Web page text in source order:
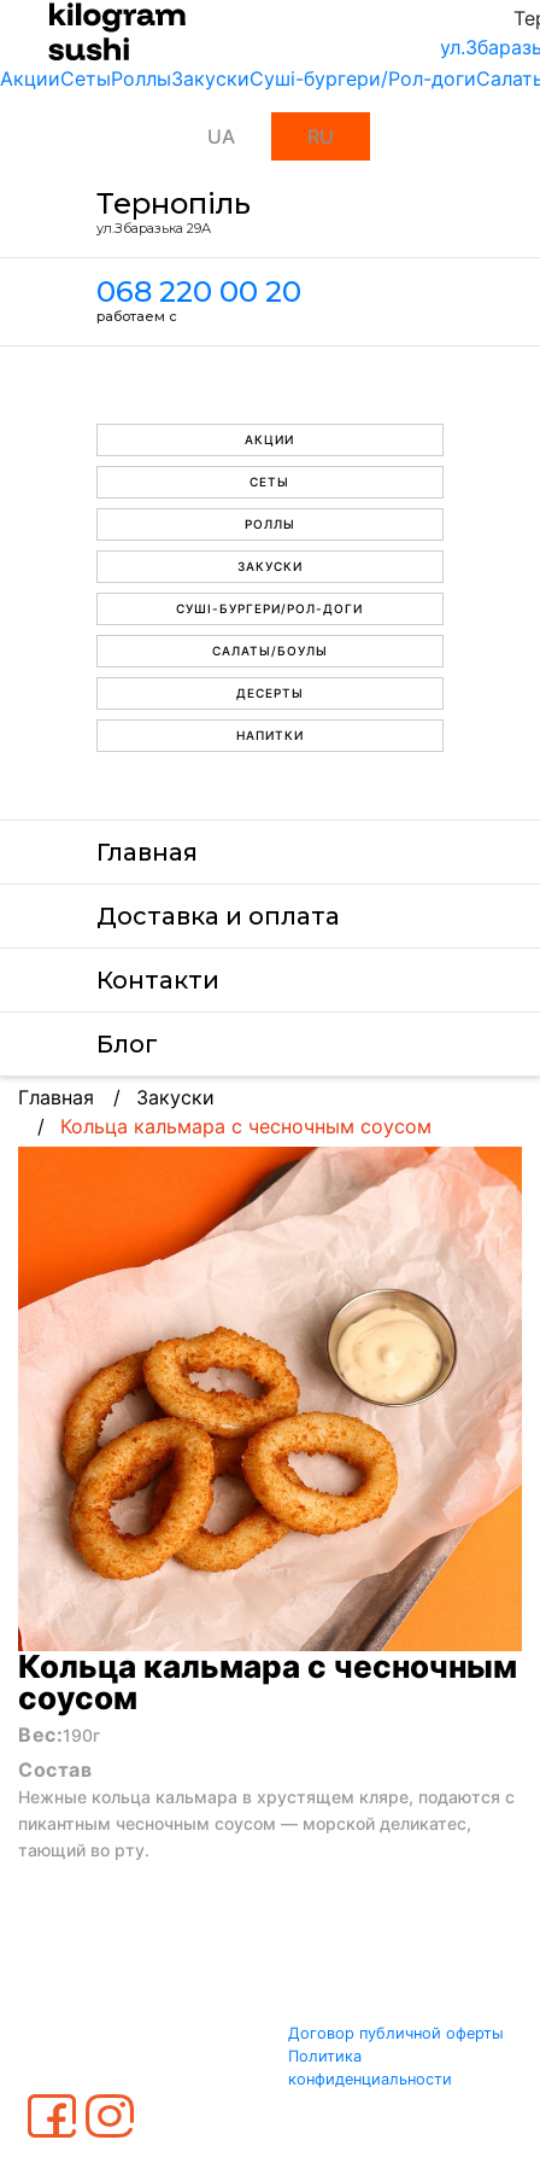
АкцииСетыРоллыЗакускиСуші-бургери/Рол-доги
UA RU
Тернопіль
ул.Збаразька 29А
068 220 00 20
работаем с
АКЦИИ
СЕТЫ
РОЛЛЫ
ЗАКУСКИ
СУШІ-БУРГЕРИ/РОЛ-ДОГИ
САЛАТЫ/БОУЛЫ
ДЕСЕРТЫ
НАПИТКИ
Главная
Доставка и оплата
Контакти
Блог
Главная
Закуски
Кольца кальмара с чесночным соусом
Кольца кальмара с чесночным
соусом
Вес:190г
Состав
Нежные кольца кальмара в хрустящем кляре, подаются с
пикантным чесночным соусом — морской деликатес,
тающий во рту.
Договор публичной оферты
Политика
конфиденциальности